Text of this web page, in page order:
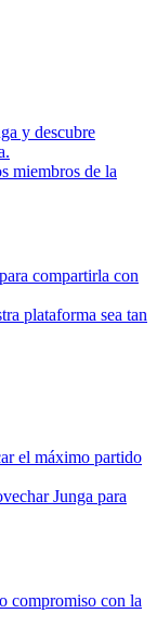
y descubre
miembros de la
compartirla con
plataforma sea tan
el máximo partido
Junga para
compromiso con la